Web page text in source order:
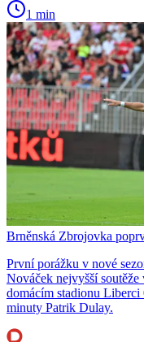
1 min
Brněnská Zbrojovka
První porážku v nové
Nováček nejvyšší
domácím stadionu
minuty Patrik Dulay.